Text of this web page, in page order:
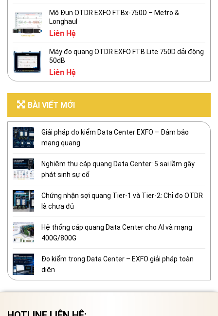
Mô Đun OTDR EXFO FTBx-750D – Metro &
Longhaul
Liên Hệ
Máy đo quang OTDR EXFO FTB Lite 750D dải động
50dB
Liên Hệ
BÀI VIẾT MỚI
Giải pháp đo kiểm Data Center EXFO – Đảm bảo
mạng quang
Nghiệm thu cáp quang Data Center: 5 sai lầm gây
phát sinh sự cố
Chứng nhận sợi quang Tier-1 và Tier-2: Chỉ đo OTDR
là chưa đủ
Hệ thống cáp quang Data Center cho AI và mạng
400G/800G
Đo kiểm trong Data Center – EXFO giải pháp toàn
diện